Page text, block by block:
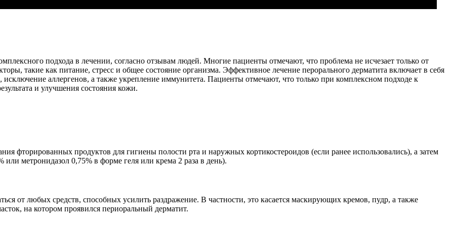
подхода в лечении, согласно отзывам людей. Многие пациенты отмечают, что проблема не исчезает только от
такие как питание, стресс и общее состояние организма. Эффективное лечение перорального дерматита включает в себя
аллергенов, а также укрепление иммунитета. Пациенты отмечают, что только при комплексном подходе к
и улучшения состояния кожи.
фторированных продуктов для гигиены полости рта и наружных кортикостероидов (если ранее использовались), а затем
метронидазол 0,75% в форме геля или крема 2 раза в день).
от любых средств, способных усилить раздражение. В частности, это касается маскирующих кремов, пудр, а также
на котором проявился периоральный дерматит.